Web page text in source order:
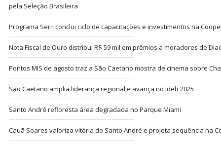
pela Seleção Brasileira
Programa Ser+ conclui ciclo de capacitações e investimentos na
Nota Fiscal de Ouro distribui R$ 59 mil em prêmios a moradores de
Pontos MIS de agosto traz a São Caetano mostra de cinema sobre
São Caetano amplia liderança regional e avança no Ideb 2025
Santo André refloresta área degradada no Parque Miami
Cauã Soares valoriza vitória do Santo André e projeta sequência na